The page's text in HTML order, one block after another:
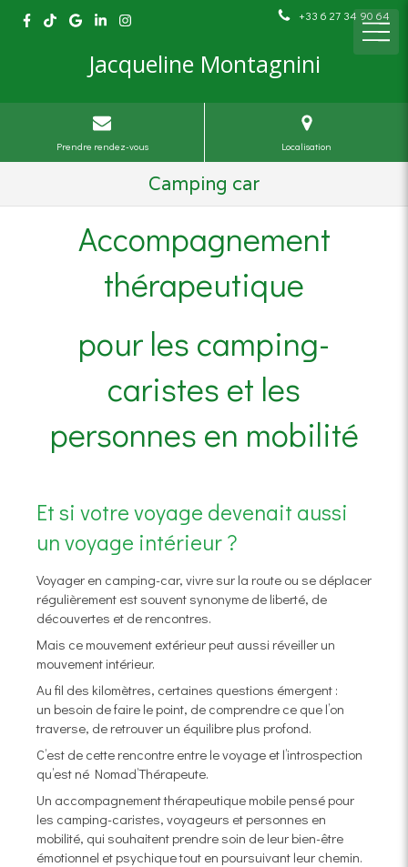
+33 6 27 34 90 64
Jacqueline Montagnini
Prendre rendez-vous Localisation
Camping car
Accompagnement
thérapeutique
pour les camping-
caristes et les
personnes en mobilité
Et si votre voyage devenait aussi
un voyage intérieur ?
Voyager en camping-car, vivre sur la route ou se déplacer
régulièrement est souvent synonyme de liberté, de
découvertes et de rencontres.
Mais ce mouvement extérieur peut aussi réveiller un
mouvement intérieur.
Au fil des kilomètres, certaines questions émergent :
un besoin de faire le point, de comprendre ce que l’on
traverse, de retrouver un équilibre plus profond.
C’est de cette rencontre entre le voyage et l’introspection
qu’est né Nomad’Thérapeute.
Un accompagnement thérapeutique mobile pensé pour
les camping-caristes, voyageurs et personnes en
mobilité, qui souhaitent prendre soin de leur bien-être
émotionnel et psychique tout en poursuivant leur chemin.